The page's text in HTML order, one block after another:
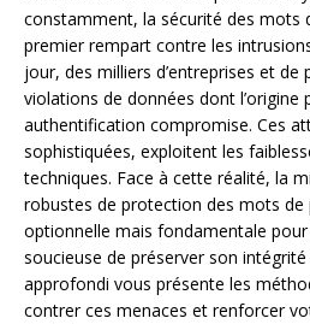
constamment, la sécurité des mots
premier rempart contre les
jour, des milliers d’entreprises et de
violations de données dont l’origine
authentification compromise. Ces
sophistiquées, exploitent les
techniques. Face à cette réalité, la
robustes de protection des mots de
optionnelle mais fondamentale
soucieuse de préserver son
approfondi vous présente les
contrer ces menaces et renforcer